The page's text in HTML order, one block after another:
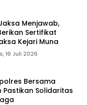
Menjawab,
Sertifikat
Kejari Muna
16 Juli 2026
Bersama
Pastikan Solidaritas